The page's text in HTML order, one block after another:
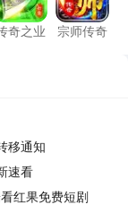
奇之业 宗师传奇
移通知
速看
红果免费短剧